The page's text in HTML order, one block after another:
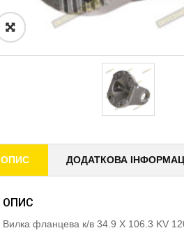
ОПИС ДОДАТКОВА
ОПИС
Вилка фланцева к/в 34.9 X 106.3 KV